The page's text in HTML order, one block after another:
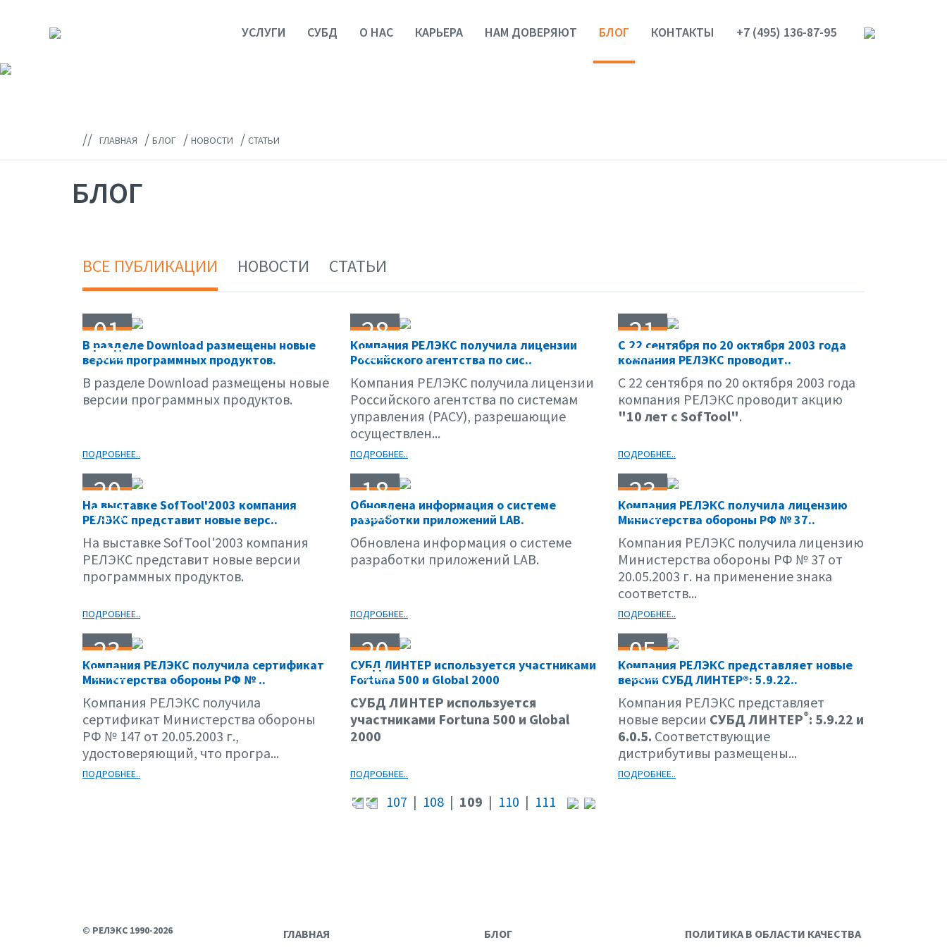
УСЛУГИ СУБД О НАС КАРЬЕРА НАМ ДОВЕРЯЮТ БЛОГ КОНТАКТЫ +7 (495) 136-87-95
// ГЛАВНАЯ / БЛОГ / НОВОСТИ / СТАТЬИ
БЛОГ
ВСЕ ПУБЛИКАЦИИ НОВОСТИ СТАТЬИ
01
10.03
В разделе Download размещены новые
версии программных продуктов.
В разделе Download размещены новые
версии программных продуктов.
ПОДРОБНЕЕ..
28
08.03
Компания РЕЛЭКС получила лицензии
Российского агентства по сис..
Компания РЕЛЭКС получила лицензии
Российского агентства по системам
управления (РАСУ), разрешающие
осуществлен...
ПОДРОБНЕЕ..
21
08.03
С 22 сентября по 20 октября 2003 года
компания РЕЛЭКС проводит..
С 22 сентября по 20 октября 2003 года
компания РЕЛЭКС проводит акцию
"10 лет с SofTool".
ПОДРОБНЕЕ..
20
08.03
На выставке SofTool'2003 компания
РЕЛЭКС представит новые верс..
На выставке SofTool'2003 компания
РЕЛЭКС представит новые версии
программных продуктов.
ПОДРОБНЕЕ..
18
08.03
Обновлена информация о системе
разработки приложений LAB.
Обновлена информация о системе
разработки приложений LAB.
ПОДРОБНЕЕ..
23
06.03
Компания РЕЛЭКС получила лицензию
Министерства обороны РФ № 37..
Компания РЕЛЭКС получила лицензию
Министерства обороны РФ № 37 от
20.05.2003 г. на применение знака
соответств...
ПОДРОБНЕЕ..
23
06.03
Компания РЕЛЭКС получила сертификат
Министерства обороны РФ № ..
Компания РЕЛЭКС получила
сертификат Министерства обороны
РФ № 147 от 20.05.2003 г.,
удостоверяющий, что програ...
ПОДРОБНЕЕ..
20
05.03
СУБД ЛИНТЕР используется участниками
Fortuna 500 и Global 2000
СУБД ЛИНТЕР используется
участниками Fortuna 500 и Global
2000
ПОДРОБНЕЕ..
05
03.03
Компания РЕЛЭКС представляет новые
версии СУБД ЛИНТЕР®: 5.9.22..
Компания РЕЛЭКС представляет
новые версии СУБД ЛИНТЕР®: 5.9.22 и
6.0.5. Соответствующие
дистрибутивы размещены...
ПОДРОБНЕЕ..
107 | 108| 109 | 110 | 111
© РЕЛЭКС 1990-2026 ГЛАВНАЯ БЛОГ ПОЛИТИКА В ОБЛАСТИ КАЧЕСТВА